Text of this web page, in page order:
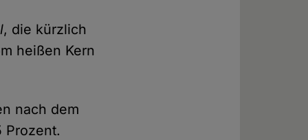
, die kürzlich
heißen Kern
nach dem
Prozent.